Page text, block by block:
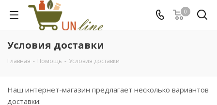
0
Условия доставки
Главная - Помощь - Условия доставки
Наш интернет-магазин предлагает несколько вариантов
доставки: